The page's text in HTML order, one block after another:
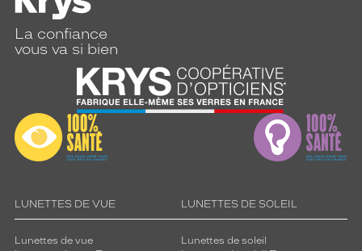
La confiance
vous va si bien
LUNETTES DE VUE
Lunettes de vue
LUNETTES DE SOLEIL
Lunettes de soleil